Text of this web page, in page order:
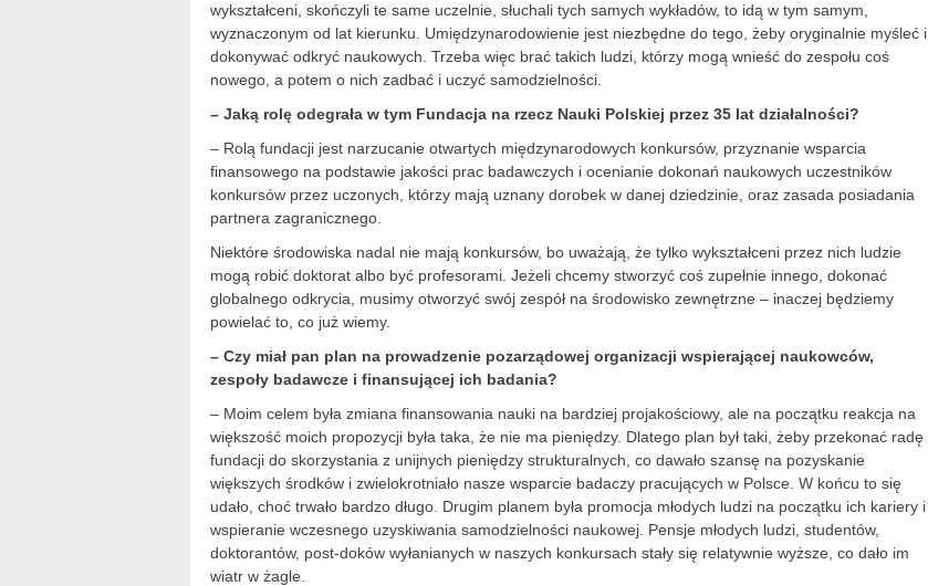
wykształceni, skończyli te same uczelnie, słuchali tych samych wykładów, to idą w tym samym,
wyznaczonym od lat kierunku. Umiędzynarodowienie jest niezbędne do tego, żeby oryginalnie myśleć i
dokonywać odkryć naukowych. Trzeba więc brać takich ludzi, którzy mogą wnieść do zespołu coś
nowego, a potem o nich zadbać i uczyć samodzielności.
– Jaką rolę odegrała w tym Fundacja na rzecz Nauki Polskiej przez 35 lat działalności?
– Rolą fundacji jest narzucanie otwartych międzynarodowych konkursów, przyznanie wsparcia
finansowego na podstawie jakości prac badawczych i ocenianie dokonań naukowych uczestników
konkursów przez uczonych, którzy mają uznany dorobek w danej dziedzinie, oraz zasada posiadania
partnera zagranicznego.
Niektóre środowiska nadal nie mają konkursów, bo uważają, że tylko wykształceni przez nich ludzie
mogą robić doktorat albo być profesorami. Jeżeli chcemy stworzyć coś zupełnie innego, dokonać
globalnego odkrycia, musimy otworzyć swój zespół na środowisko zewnętrzne – inaczej będziemy
powielać to, co już wiemy.
– Czy miał pan plan na prowadzenie pozarządowej organizacji wspierającej naukowców,
zespoły badawcze i finansującej ich badania?
– Moim celem była zmiana finansowania nauki na bardziej projakościowy, ale na początku reakcja na
większość moich propozycji była taka, że nie ma pieniędzy. Dlatego plan był taki, żeby przekonać radę
fundacji do skorzystania z unijnych pieniędzy strukturalnych, co dawało szansę na pozyskanie
większych środków i zwielokrotniało nasze wsparcie badaczy pracujących w Polsce. W końcu to się
udało, choć trwało bardzo długo. Drugim planem była promocja młodych ludzi na początku ich kariery i
wspieranie wczesnego uzyskiwania samodzielności naukowej. Pensje młodych ludzi, studentów,
doktorantów, post-doków wyłanianych w naszych konkursach stały się relatywnie wyższe, co dało im
wiatr w żagle.